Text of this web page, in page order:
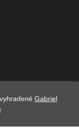
Gabriel